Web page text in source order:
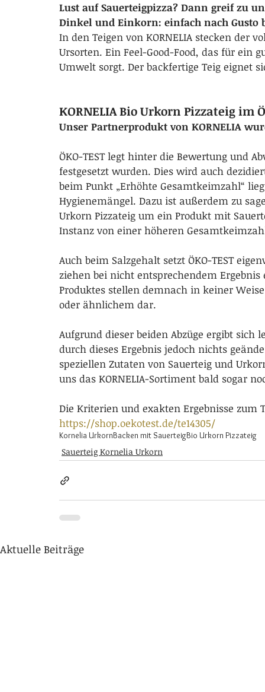
Lust auf Sauerteigpizza? Dann greif zu
Dinkel und Einkorn: einfach nach Gusto
In den Teigen von KORNELIA stecken der
Ursorten. Ein Feel-Good-Food, das für ein
Umwelt sorgt. Der backfertige Teig eignet
KORNELIA Bio Urkorn Pizzateig im
Unser Partnerprodukt von KORNELIA
ÖKO-TEST legt hinter die Bewertung und
festgesetzt wurden. Dies wird auch
beim Punkt „Erhöhte Gesamtkeimzahl“
Hygienemängel. Dazu ist außerdem zu
Urkorn Pizzateig um ein Produkt mit
Instanz von einer höheren
Auch beim Salzgehalt setzt ÖKO-TEST
ziehen bei nicht entsprechendem Ergebnis
Produktes stellen demnach in keiner
oder ähnlichem dar.
Aufgrund dieser beiden Abzüge ergibt
durch dieses Ergebnis jedoch nichts
speziellen Zutaten von Sauerteig und
uns das KORNELIA-Sortiment bald sogar
Die Kriterien und exakten Ergebnisse zum
https://shop.oekotest.de/te14305/
Kornelia UrkornBacken mit SauerteigBio Urkorn Pizzateig
Sauerteig Kornelia Urkorn
Aktuelle Beiträge